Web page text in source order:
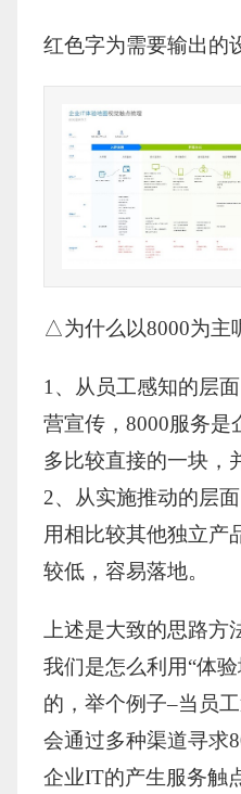
红色字为需要输出的
△为什么以8000为主
1、从员工感知的层
营宣传，8000服务
多比较直接的一块，
2、从实施推动的层
用相比较其他独立产
较低，容易落地。
上述是大致的思路
我们是怎么利用“体
的，举个例子–当员
会通过多种渠道寻求
企业IT的产生服务触